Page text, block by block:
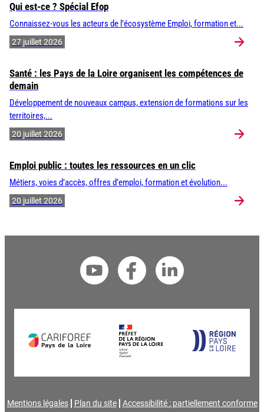
Qui est-ce ? Spécial Efop
Connaissez-vous les acteurs de l’écosystème Emploi, formation et...
27 juillet 2026
Santé : les Pays de la Loire organisent les compétences de
demain
Développement de nouveaux campus, extension de formations sur les
territoires,...
20 juillet 2026
Emploi public : toutes les ressources en un clic
Métiers, voies d’accès, offres d’emploi, formation et évolution...
20 juillet 2026
Mentions légales Plan du site Accessibilité : partiellement conforme